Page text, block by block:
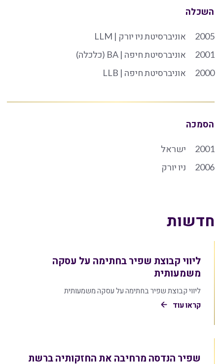
השכלה
2005
אוניברסיטת ניו יורק | LLM
2001
אוניברסיטת חיפה | BA (כלכלה)
2000
אוניברסיטת חיפה | LLB
הסמכה
2001
ישראל
2006
ניו יורק
חדשות
ליווי קבוצת שפיר בחתימה על עסקה
משמעותית
ליווי קבוצת שפיר בחתימה על עסקה משמעותית
קראו עוד
שפיר הנדסה מרחיבה את החזקותיה ברשת